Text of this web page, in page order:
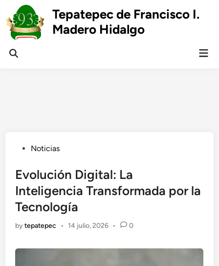
to
content
Tepatepec de Francisco I.
Madero Hidalgo
Open
PostedNoticias
Evolución Digital: La
Inteligencia Transformada por la
Tecnología
bytepatepec • 14 julio, 2026 • 0